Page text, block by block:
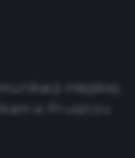
miejskiej
w Pruszczu